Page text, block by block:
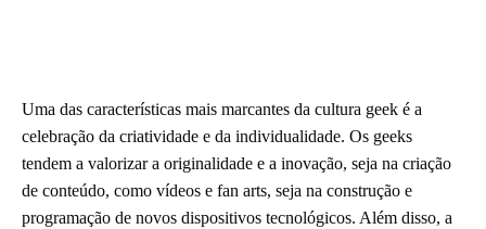
Uma das características mais marcantes da cultura geek é a
celebração da criatividade e da individualidade. Os geeks
tendem a valorizar a originalidade e a inovação, seja na criação
de conteúdo, como vídeos e fan arts, seja na construção e
programação de novos dispositivos tecnológicos. Além disso, a